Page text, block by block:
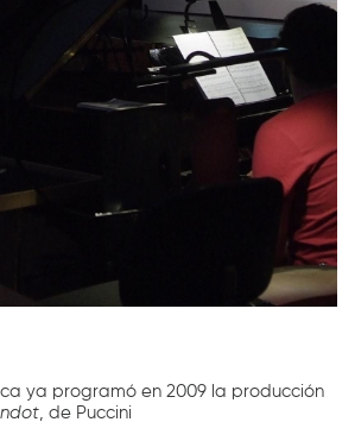
ya programó en 2009 la producción
, de Puccini